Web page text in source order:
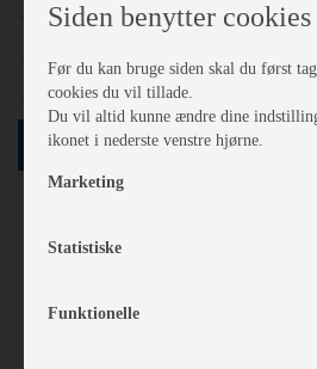
Sådan vejer politiet din campingvogn
SØG
Netop nu61
Siden benytter cookies
Før du kan bruge siden skal du først
cookies du vil tillade.
Du vil altid kunne ændre dine
ikonet i nederste venstre hjørne.
Marketing
Statistiske
Funktionelle